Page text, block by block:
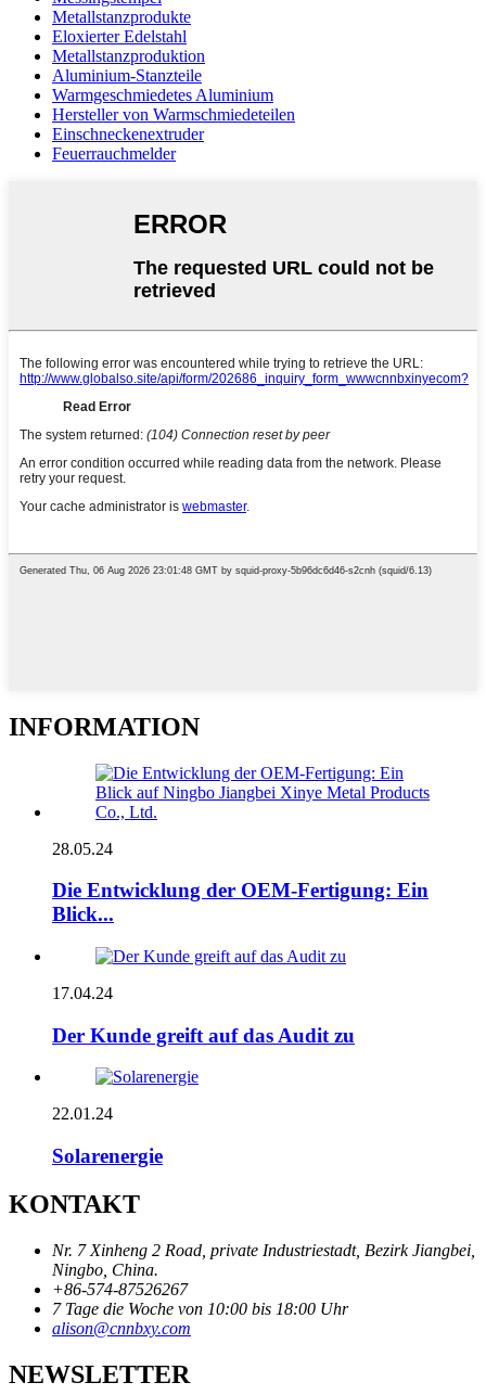
Metallstanzprodukte
Eloxierter Edelstahl
Metallstanzproduktion
Aluminium-Stanzteile
Warmgeschmiedetes Aluminium
Hersteller von Warmschmiedeteilen
Einschneckenextruder
Feuerrauchmelder
INFORMATION
28.05.24
Die Entwicklung der OEM-Fertigung: Ein
Blick...
17.04.24
Der Kunde greift auf das Audit zu
22.01.24
Solarenergie
KONTAKT
Nr. 7 Xinheng 2 Road, private Industriestadt, Bezirk Jiangbei,
Ningbo, China.
+86-574-87526267
7 Tage die Woche von 10:00 bis 18:00 Uhr
alison@cnnbxy.com
NEWSLETTER